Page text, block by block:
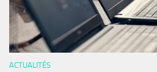
ACTUALITÉS